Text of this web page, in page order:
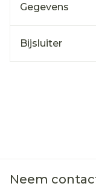
Gegevens
Bijsluiter
Neem